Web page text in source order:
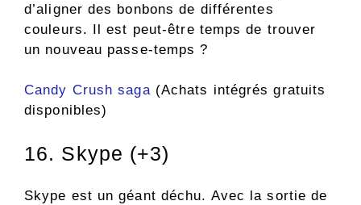
d’aligner des bonbons de différentes
couleurs. Il est peut-être temps de trouver
un nouveau passe-temps ?
Candy Crush saga(Achats intégrés gratuits
disponibles)
16. Skype (+3)
Skype est un géant déchu. Avec la sortie de